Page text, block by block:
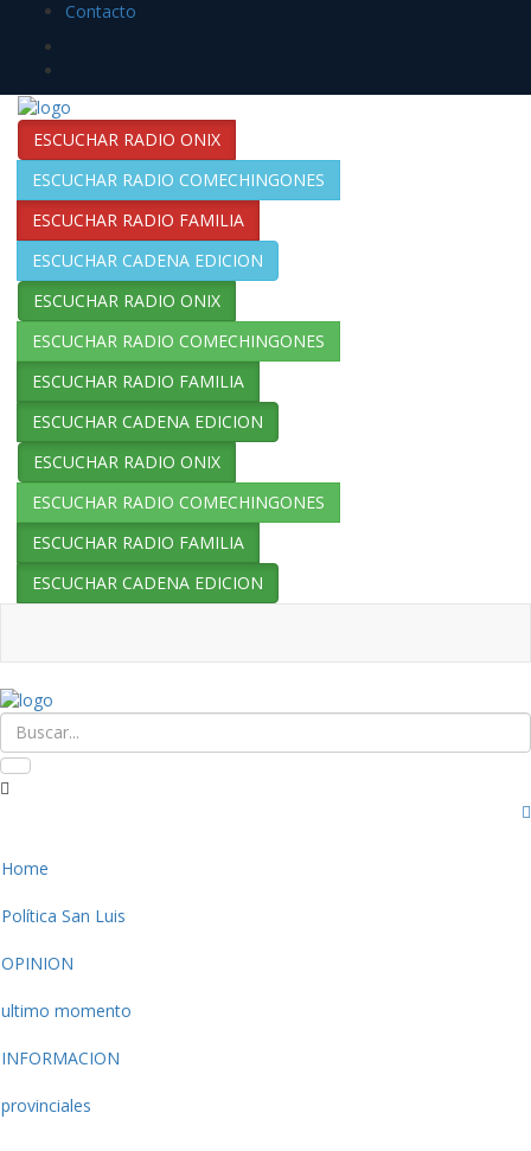
Contacto
ESCUCHAR RADIO ONIX
ESCUCHAR RADIO COMECHINGONES
ESCUCHAR RADIO FAMILIA
ESCUCHAR CADENA EDICION
ESCUCHAR RADIO ONIX
ESCUCHAR RADIO COMECHINGONES
ESCUCHAR RADIO FAMILIA
ESCUCHAR CADENA EDICION
ESCUCHAR RADIO ONIX
ESCUCHAR RADIO COMECHINGONES
ESCUCHAR RADIO FAMILIA
ESCUCHAR CADENA EDICION
Home
Política San Luis
OPINION
ultimo momento
INFORMACION
provinciales